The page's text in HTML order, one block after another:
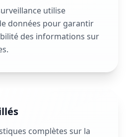
utilise
données pour garantir
des informations sur
complètes sur la